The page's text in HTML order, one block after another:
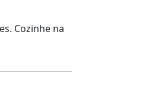
Cozinhe na